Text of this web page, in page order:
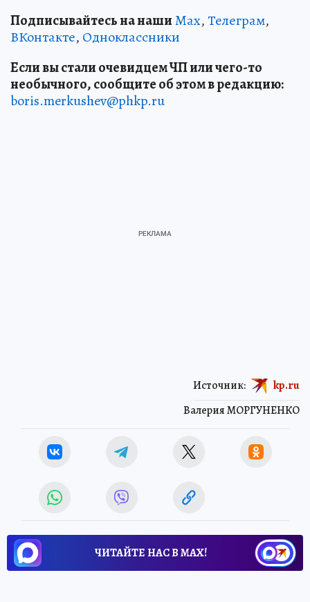
Подписывайтесь на нашиMax,Телеграм,
ВКонтакте, Одноклассники
Если вы стали очевидцем ЧП или чего-то
необычного, сообщите об этом в редакцию:
boris.merkushev@phkp.ru
Валерия МОРГУНЕНКО
Источник: kp.ru
ЧИТАЙТЕ НАС В МАХ!